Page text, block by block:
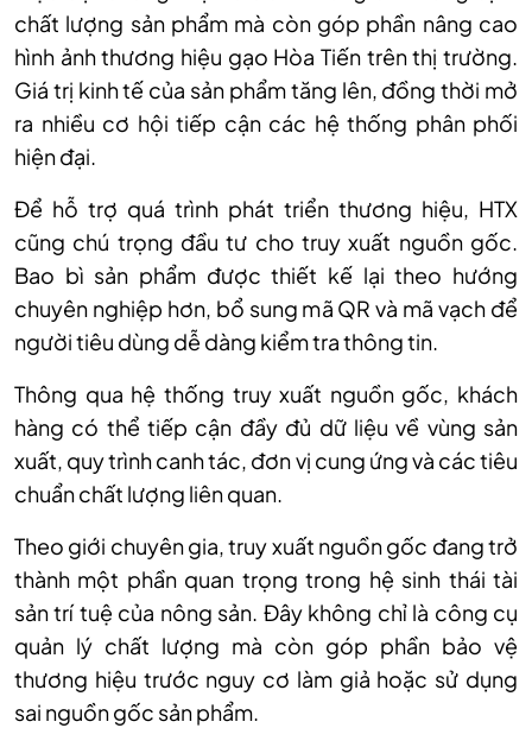
chất lượng sản phẩm mà còn góp phần nâng cao
hình ảnh thương hiệu gạo Hòa Tiến trên thị trường.
Giá trị kinh tế của sản phẩm tăng lên, đồng thời mở
ra nhiều cơ hội tiếp cận các hệ thống phân phối
hiện đại.
Để hỗ trợ quá trình phát triển thương hiệu, HTX
cũng chú trọng đầu tư cho truy xuất nguồn gốc.
Bao bì sản phẩm được thiết kế lại theo hướng
chuyên nghiệp hơn, bổ sung mã QR và mã vạch để
người tiêu dùng dễ dàng kiểm tra thông tin.
Thông qua hệ thống truy xuất nguồn gốc, khách
hàng có thể tiếp cận đầy đủ dữ liệu về vùng sản
xuất, quy trình canh tác, đơn vị cung ứng và các tiêu
chuẩn chất lượng liên quan.
Theo giới chuyên gia, truy xuất nguồn gốc đang trở
thành một phần quan trọng trong hệ sinh thái tài
sản trí tuệ của nông sản. Đây không chỉ là công cụ
quản lý chất lượng mà còn góp phần bảo vệ
thương hiệu trước nguy cơ làm giả hoặc sử dụng
sai nguồn gốc sản phẩm.